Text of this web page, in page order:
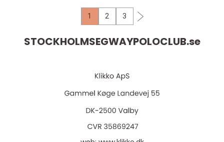
1 2 3
STOCKHOLMSEGWAYPOLOCLUB.se